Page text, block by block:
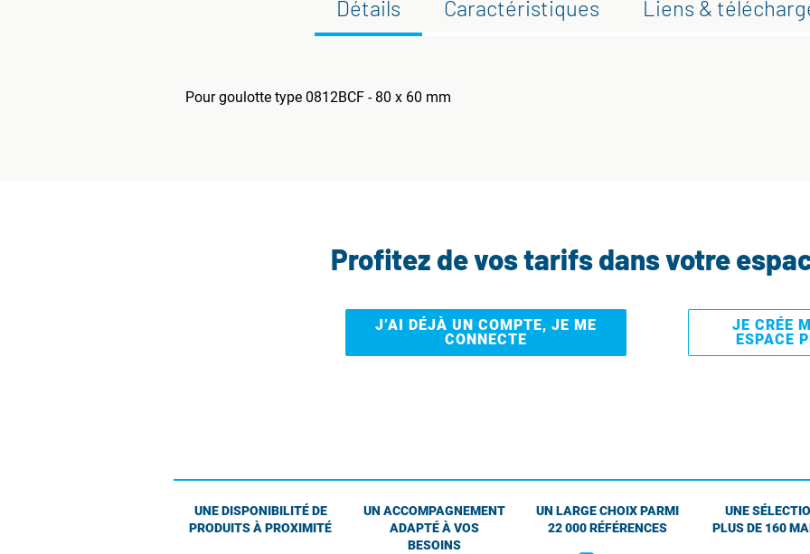
Détails Caractéristiques Liens &
Pour goulotte type 0812BCF - 80 x 60 mm
Profitez de vos tarifs dans votre
J’AI DÉJÀ UN COMPTE, JE ME
CONNECTE
JE CRÉE
ESPACE
UNE DISPONIBILITÉ DE
PRODUITS À PROXIMITÉ
UN ACCOMPAGNEMENT
ADAPTÉ À VOS
BESOINS
UN LARGE CHOIX PARMI
22 000 RÉFÉRENCES
UNE
PLUS DE 160